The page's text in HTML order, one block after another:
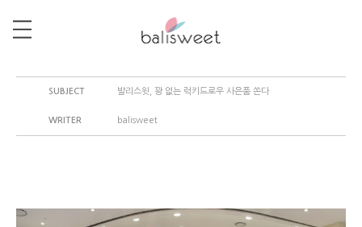
SUBJECT 발리스윗, 꽝 없는 럭키드로우 사은품 쏜다
WRITER balisweet